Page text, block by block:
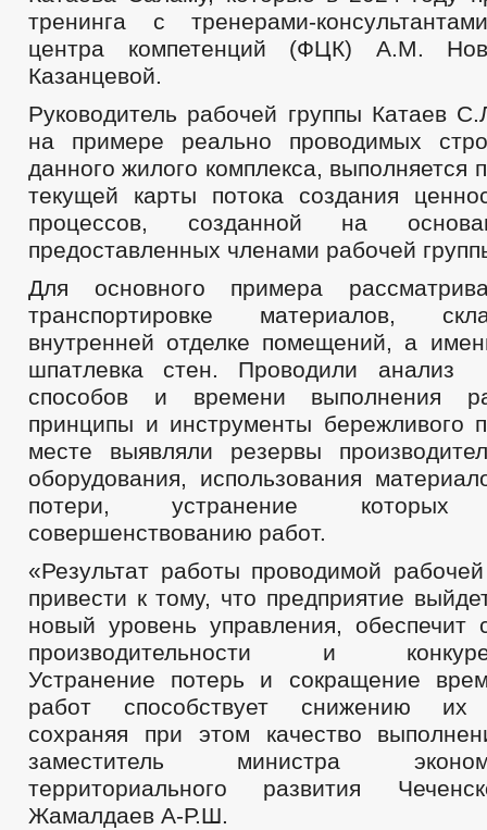
тренинга с тренерами-
центра компетенций (ФЦК) А.М.
Казанцевой.
Руководитель рабочей группы Катаев
на примере реально проводимых
данного жилого комплекса, выполняется
текущей карты потока создания
процессов, созданной на
предоставленных членами рабочей
Для основного примера
транспортировке материалов,
внутренней отделке помещений, а
шпатлевка стен. Проводили анализ
способов и времени выполнения
принципы и инструменты бережливого
месте выявляли резервы
оборудования, использования
потери, устранение
совершенствованию работ.
«Результат работы проводимой
привести к тому, что предприятие
новый уровень управления, обеспечит
производительности и
Устранение потерь и сокращение
работ способствует снижению их
сохраняя при этом качество
заместитель министра
территориального развития
Жамалдаев А-Р.Ш.